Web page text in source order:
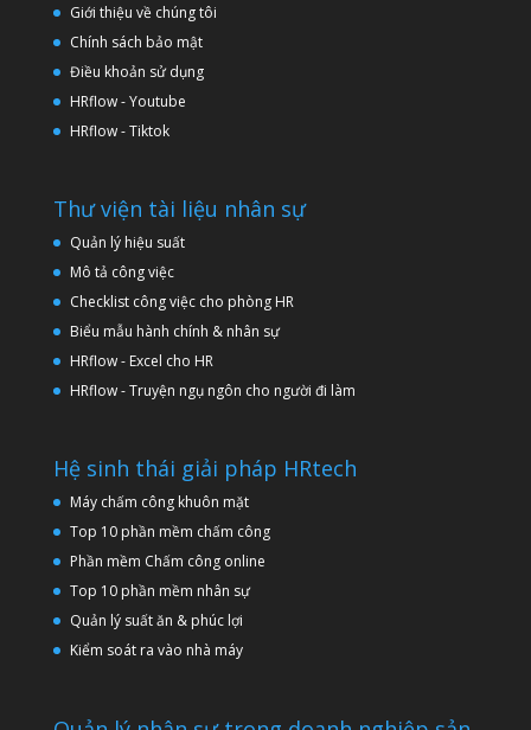
Giới thiệu về chúng tôi
Chính sách bảo mật
Điều khoản sử dụng
HRflow - Youtube
HRflow - Tiktok
Thư viện tài liệu nhân sự
Quản lý hiệu suất
Mô tả công việc
Checklist công việc cho phòng HR
Biểu mẫu hành chính & nhân sự
HRflow - Excel cho HR
HRflow - Truyện ngụ ngôn cho người đi làm
Hệ sinh thái giải pháp HRtech
Máy chấm công khuôn mặt
Top 10 phần mềm chấm công
Phần mềm Chấm công online
Top 10 phần mềm nhân sự
Quản lý suất ăn & phúc lợi
Kiểm soát ra vào nhà máy